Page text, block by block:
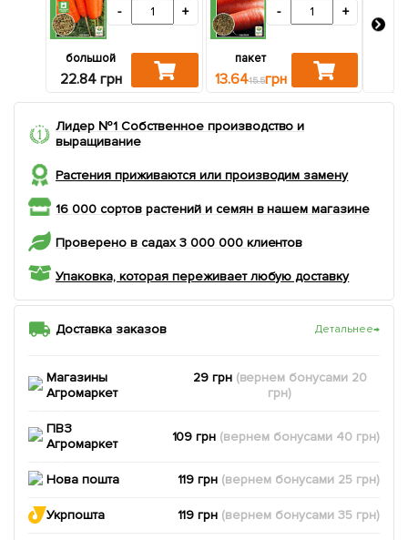
- +
большой
22.84 грн
- +
пакет
13.6415.5грн
Лидер №1 Собственное производство и
выращивание
Растения приживаются или производим замену
16 000 сортов растений и семян в нашем магазине
Проверено в садах 3 000 000 клиентов
Упаковка, которая переживает любую доставку
Доставка заказов Детальнее→
Магазины
Агромаркет
29 грн (вернем бонусами 20
грн)
ПВЗ
Агромаркет
109 грн (вернем бонусами 40 грн)
Нова пошта 119 грн (вернем бонусами 25 грн)
Укрпошта 119 грн (вернем бонусами35 грн)